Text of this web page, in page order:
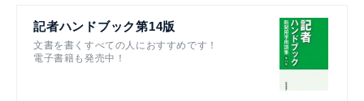
記者ハンドブック第14版
文書を書くすべての人におすすめです！
電子書籍も発売中！